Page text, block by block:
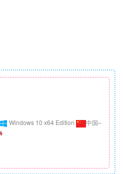
Windows 10 x64 Edition
中国–